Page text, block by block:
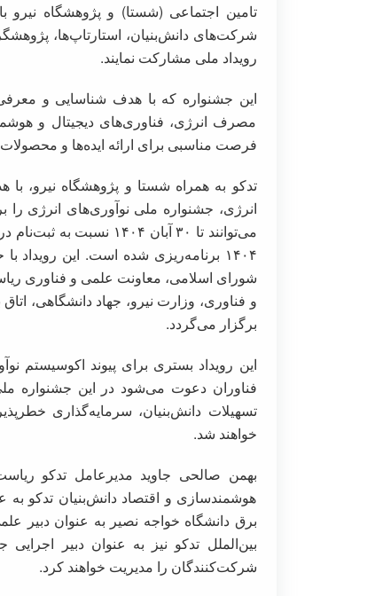
تامین اجتماعی (شستا) و پژوهشگاه نیرو
شرکت‌های دانش‌بنیان، استارتاپ‌ها،
رویداد ملی مشارکت نمایند.
این جشنواره که با هدف شناسایی و معرفی
مصرف انرژی، فناوری‌های دیجیتال و
فرصت مناسبی برای ارائه ایده‌ها و محصولات
تدکو به همراه شستا و پژوهشگاه نیرو،
انرژی، جشنواره ملی نوآوری‌های انرژی را
می‌توانند تا ۳۰ آبان
۱۴۰۴ برنامه‌ریزی شده است. این
شورای اسلامی، معاونت علمی و فناوری
و فناوری، وزارت نیرو، جهاد دانشگاهی،
برگزار می‌گردد.
این رویداد بستری برای پیوند اکوسیستم
فناوران دعوت می‌شود در این جشنواره
تسهیلات دانش‌بنیان، سرمایه‌گذاری
خواهند شد.
بهمن صالحی جاوید مدیرعامل تدکو
هوشمندسازی و اقتصاد دانش‌بنیان تدکو به
برق دانشگاه خواجه نصیر به عنوان دبیر
بین‌الملل تدکو نیز به عنوان دبیر
شرکت‌کنندگان را مدیریت خواهند کرد.